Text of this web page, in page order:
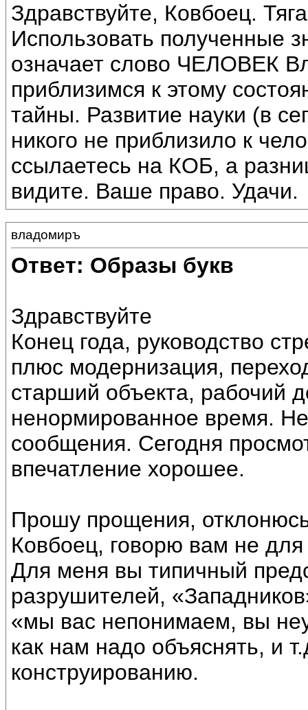
Здравствуйте, Ковбоец.
Использовать полученные
означает слово ЧЕЛОВЕК
приблизимся к этому
тайны. Развитие науки (в
никого не приблизило к
ссылаетесь на КОБ, а
видите. Ваше право. Удачи.
владомиръ
Ответ: Образы букв
Здравствуйте
Конец года, руководство
плюс модернизация,
старший объекта, рабочий
ненормированное время.
сообщения. Сегодня
впечатление хорошее.
Прошу прощения,
Ковбоец, говорю вам не для
Для меня вы типичный
разрушителей,
«мы вас непонимаем, вы
как нам надо объяснять, и
конструированию.